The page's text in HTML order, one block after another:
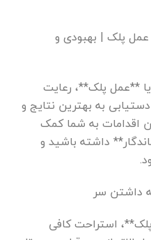
از عمل پلک | بهبودی و
**عمل پلک**، رعایت
به بهترین نتایج و
به شما کمک
داشته باشید و
استراحت کافی